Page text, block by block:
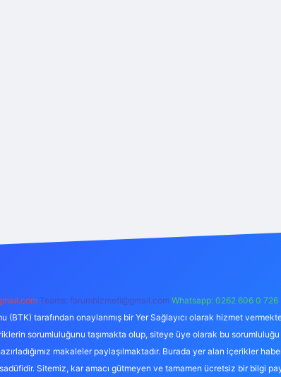
Teams: forumhizmeti@gmail.com Whatsapp: 0262 606 0 726
(BTK) tarafından onaylanmış bir Yer Sağlayıcı olarak hizmet
sorumluluğunu taşımakta olup, siteye üye olarak bu
makaleler paylaşılmaktadır. Burada yer alan içerikler
Sitemiz, kar amacı gütmeyen ve tamamen ücretsiz bir bilgi